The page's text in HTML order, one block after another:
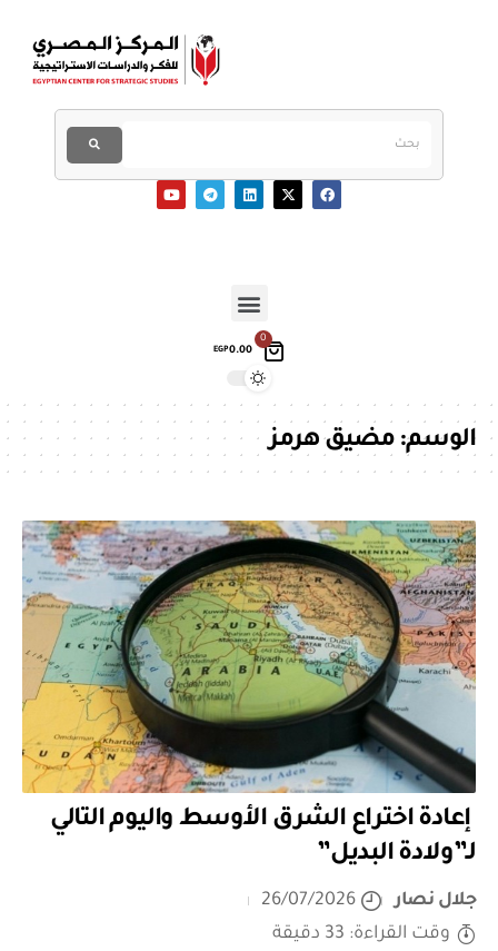
0
EGP0.00
الوسم:مضيق هرمز
إعادة اختراع الشرق الأوسط واليوم التالي
لـ”ولادة البديل”
جلال نصار
26/07/2026
وقت القراءة: 33 دقيقة